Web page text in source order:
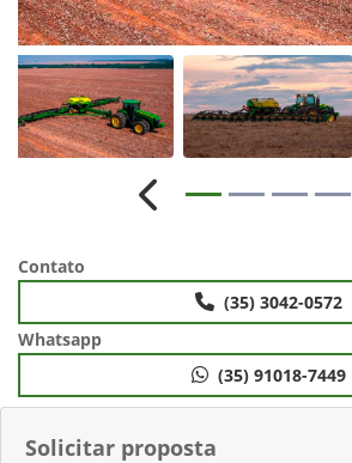
Solicitar proposta
Anterior
Contato
(35) 3042-0572
Whatsapp
(35) 91018-7449